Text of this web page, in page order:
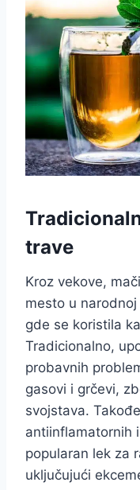
trave
Kroz vekove,
mesto u
gde se koristila
Tradicionalno,
probavnih
gasovi i grčevi,
svojstava.
antiinflamatornih
popularan lek za
uključujući